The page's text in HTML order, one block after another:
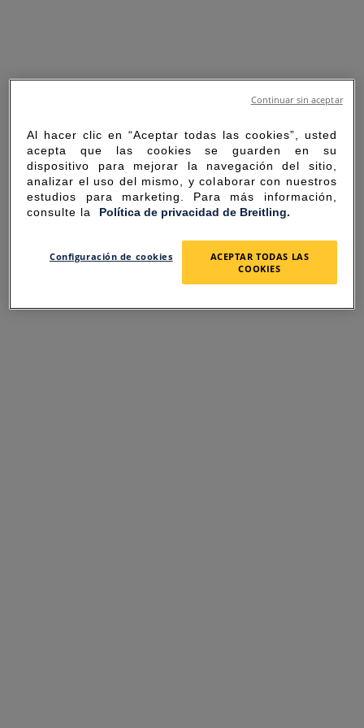
SORRY FOR THE
INCONVENIENCE
Al hacer clic en “Aceptar todas las cookies”, usted
acepta que las cookies se guarden en su
dispositivo para mejorar la navegación del sitio,
analizar el uso del mismo, y colaborar con nuestros
estudios para marketing. Para más información,
consulte la Política de privacidad de Breitling.
Configuración de cookies
ACEPTAR TODAS LAS
COOKIES
Continuar sin aceptar